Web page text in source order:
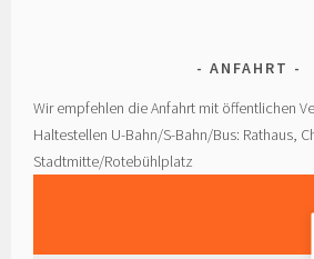
ANFAHRT
Wir empfehlen die Anfahrt mit öffentlichen
Haltestellen U-Bahn/S-Bahn/Bus: Rathaus,
Stadtmitte/Rotebühlplatz